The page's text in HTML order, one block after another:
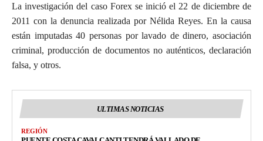
La investigación del caso Forex se inició el 22 de diciembre de
2011 con la denuncia realizada por Nélida Reyes. En la causa
están imputadas 40 personas por lavado de dinero, asociación
criminal, producción de documentos no auténticos, declaración
falsa, y otros.
ULTIMAS NOTICIAS
REGIÓN